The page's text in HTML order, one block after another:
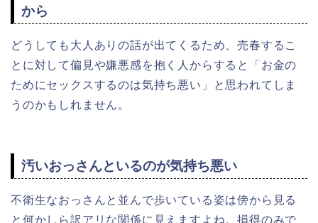
から
どうしても大人ありの話が出てくるため、売春するこ
とに対して偏見や嫌悪感を抱く人からすると「お金の
ためにセックスするのは気持ち悪い」と思われてしま
うのかもしれません。
汚いおっさんといるのが気持ち悪い
不衛生なおっさんと並んで歩いている姿は傍から見る
と何かしら訳アリな関係に見えますよね。損得のみで